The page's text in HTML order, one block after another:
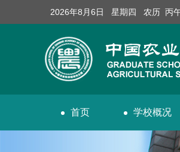
2026年8月6日 星期四 农历 丙午
首页 学校概况